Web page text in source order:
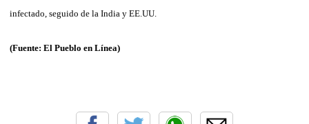
infectado, seguido de la India y EE.UU.
(Fuente: El Pueblo en Línea)